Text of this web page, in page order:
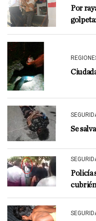
Por
Se
Policía